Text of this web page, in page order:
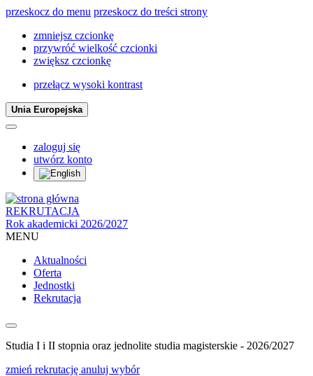
przeskocz do menu przeskocz do treści strony
zmniejsz czcionkę
przywróć wielkość czcionki
zwiększ czcionkę
przełącz wysoki kontrast
Unia Europejska
zaloguj się
utwórz konto
REKRUTACJA
Rok akademicki 2026/2027
MENU
Aktualności
Oferta
Jednostki
Rekrutacja
Studia I i II stopnia oraz jednolite studia magisterskie - 2026/2027
zmień rekrutację anuluj wybór